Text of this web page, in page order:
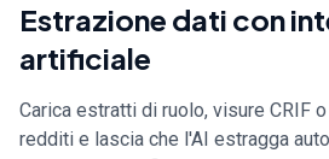
Estrazione dati con
artificiale
Carica estratti di ruolo, visure CRIF
redditi e lascia che l'AI estragga